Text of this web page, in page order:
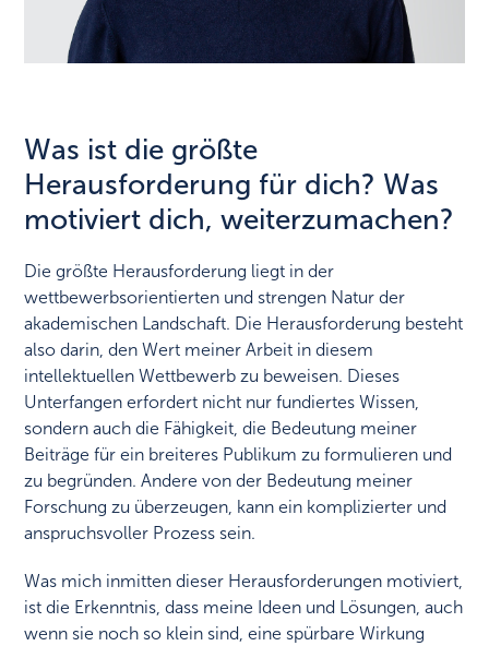
Was ist die größte
Herausforderung für dich? Was
motiviert dich, weiterzumachen?
Die größte Herausforderung liegt in der
wettbewerbsorientierten und strengen Natur der
akademischen Landschaft. Die Herausforderung besteht
also darin, den Wert meiner Arbeit in diesem
intellektuellen Wettbewerb zu beweisen. Dieses
Unterfangen erfordert nicht nur fundiertes Wissen,
sondern auch die Fähigkeit, die Bedeutung meiner
Beiträge für ein breiteres Publikum zu formulieren und
zu begründen. Andere von der Bedeutung meiner
Forschung zu überzeugen, kann ein komplizierter und
anspruchsvoller Prozess sein.
Was mich inmitten dieser Herausforderungen motiviert,
ist die Erkenntnis, dass meine Ideen und Lösungen, auch
wenn sie noch so klein sind, eine spürbare Wirkung